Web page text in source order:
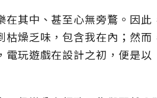
其中、甚至心無旁鶩。因此
燥乏味，包含我在內；然而
玩遊戲在設計之初，便是以